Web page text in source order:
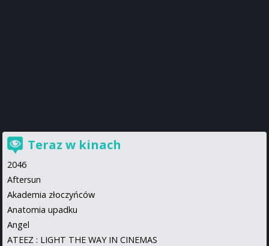
Teraz w kinach
2046
Aftersun
Akademia złoczyńców
Anatomia upadku
Angel
ATEEZ : LIGHT THE WAY IN CINEMAS